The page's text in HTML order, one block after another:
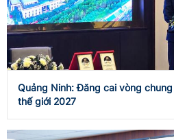
Quảng Ninh: Đăng cai vòng
thế giới 2027